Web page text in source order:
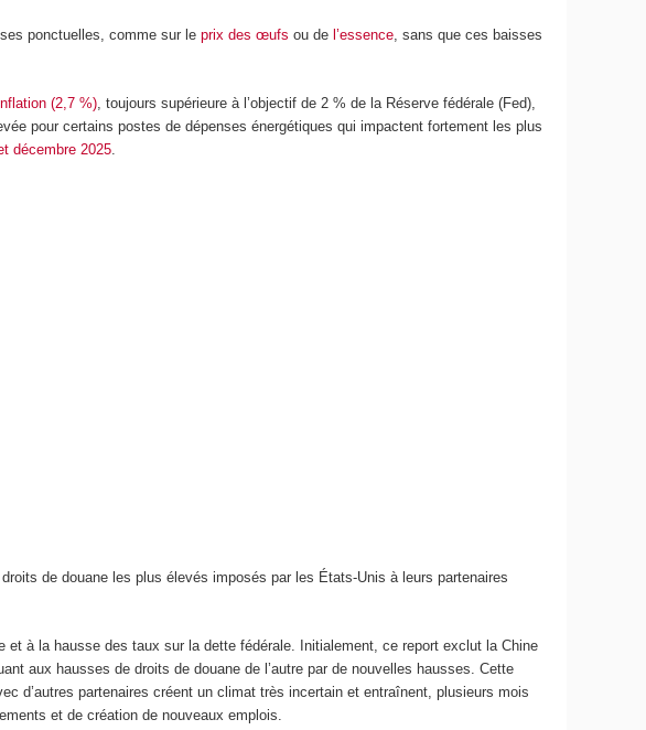
ponctuelles, comme sur leprix des œufs ou de l’essence, sans que ces baisses
(2,7 %) , toujours supérieure à l’objectif de 2 % de la Réserve fédérale (Fed),
pour certains postes de dépenses énergétiques qui impactent fortement les plus
décembre 2025
de douane les plus élevés imposés par les États-Unis à leurs partenaires
et à la hausse des taux sur la dette fédérale. Initialement, ce report exclut la Chine
aux hausses de droits de douane de l’autre par de nouvelles hausses. Cette
d’autres partenaires créent un climat très incertain et entraînent, plusieurs mois
et de création de nouveaux emplois.